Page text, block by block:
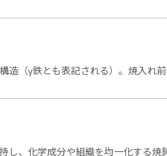
造（γ鉄とも表記される）。焼入れ
し、化学成分や組織を均一化する